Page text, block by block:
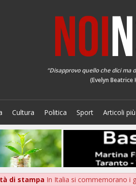
“Disapprovo quello che dici
(Evelyn
Cultura Politica Sport Articoli
di stampa In Italia si commemorano i